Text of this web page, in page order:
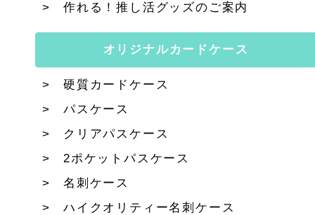
作れる！推し活グッズのご案内
オリジナルカードケース
硬質カードケース
パスケース
クリアパスケース
2ポケットパスケース
名刺ケース
ハイクオリティー名刺ケース